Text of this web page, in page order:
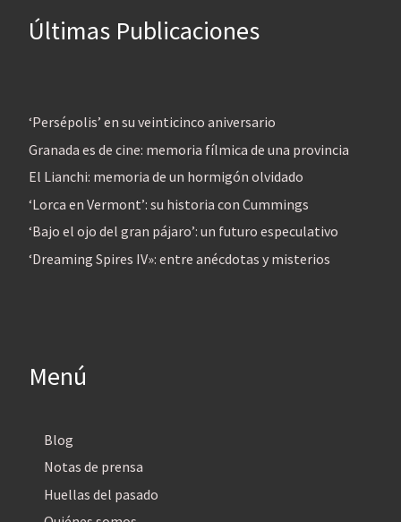
Últimas Publicaciones
‘Persépolis’ en su veinticinco aniversario
Granada es de cine: memoria fílmica de una provincia
El Lianchi: memoria de un hormigón olvidado
‘Lorca en Vermont’: su historia con Cummings
‘Bajo el ojo del gran pájaro’: un futuro especulativo
‘Dreaming Spires IV»: entre anécdotas y misterios
Menú
Blog
Notas de prensa
Huellas del pasado